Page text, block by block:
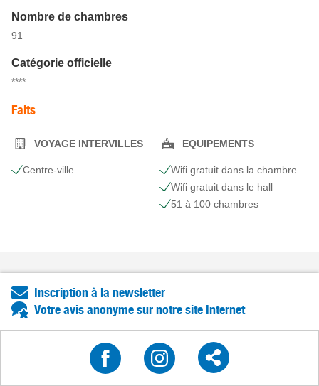
Nombre de chambres
91
Catégorie officielle
****
Faits
VOYAGE INTERVILLES
Centre-ville
EQUIPEMENTS
Wifi gratuit dans la chambre
Wifi gratuit dans le hall
51 à 100 chambres
Inscription à la newsletter
Votre avis anonyme sur notre site Internet